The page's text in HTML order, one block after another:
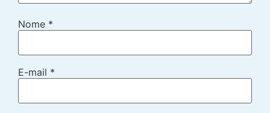
Nome *
E-mail *